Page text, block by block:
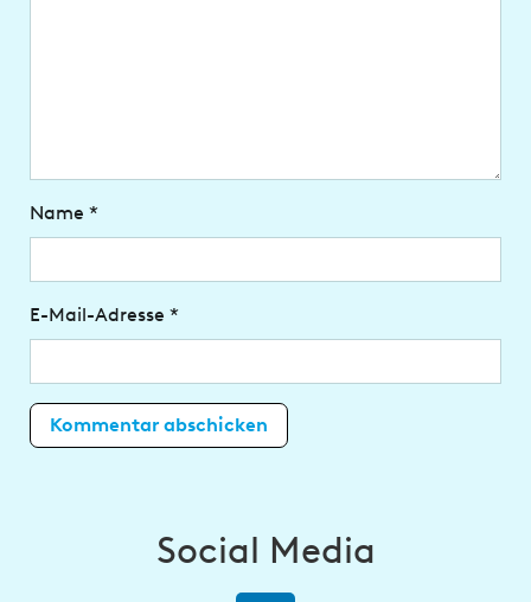
Name *
E-Mail-Adresse *
Social Media